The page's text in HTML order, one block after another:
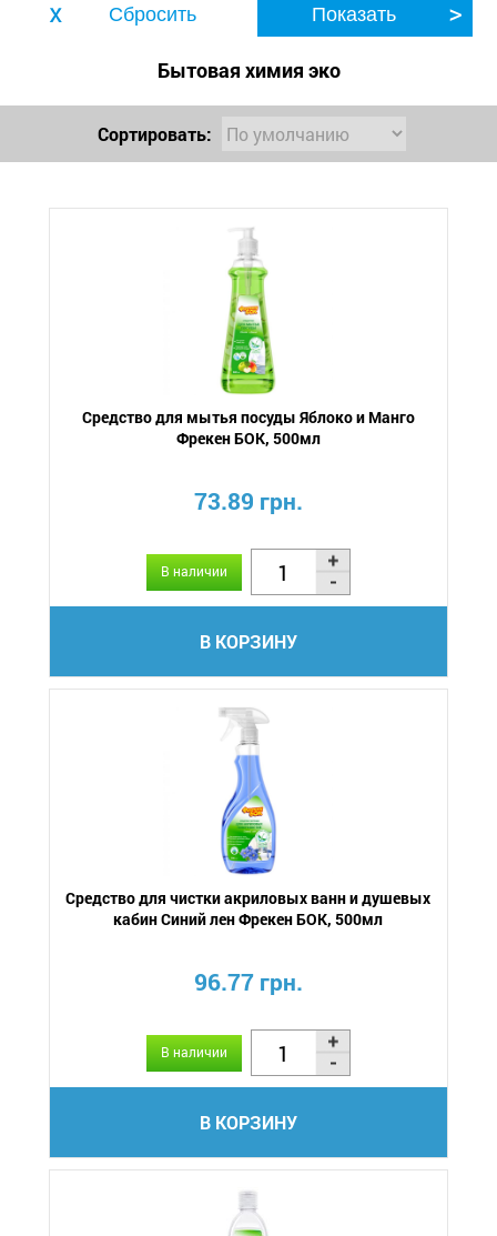
Бытовая химия эко
Сортировать:
Средство для мытья посуды Яблоко и Манго
Фрекен БОК, 500мл
73.89 грн.
В наличии
В КОРЗИНУ
Средство для чистки акриловых ванн и душевых
кабин Синий лен Фрекен БОК, 500мл
96.77 грн.
В наличии
В КОРЗИНУ